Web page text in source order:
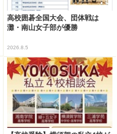
高校囲碁全国大会、団体戦は
灘・南山女子部が優勝
2026.8.5